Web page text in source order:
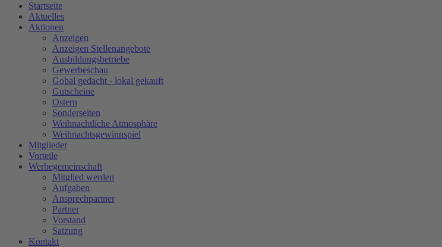
Startseite
Aktuelles
Aktionen
Anzeigen
Anzeigen Stellenangebote
Ausbildungsbetriebe
Gewerbeschau
Gobal gedacht - lokal gekauft
Gutscheine
Ostern
Sonderseiten
Weihnachtliche Atmosphäre
Weihnachtsgewinnspiel
Mitglieder
Vorteile
Werbegemeinschaft
Mitglied werden
Aufgaben
Ansprechpartner
Partner
Vorstand
Satzung
Kontakt